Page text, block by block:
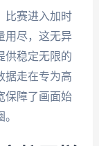
比赛进入加时
用尽，这无异
供稳定无限的
据走在专为高
保障了画面始